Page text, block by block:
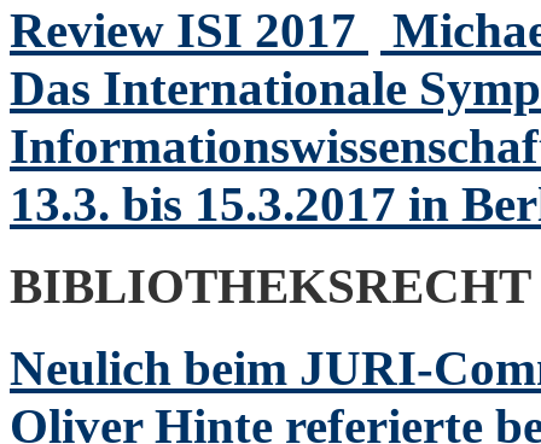
Review ISI 2017
Das Internationale
13.3. bis 15.3.2017 in
BIBLIOTHEKSRECHT
Neulich beim JURI-
Oliver Hinte referierte